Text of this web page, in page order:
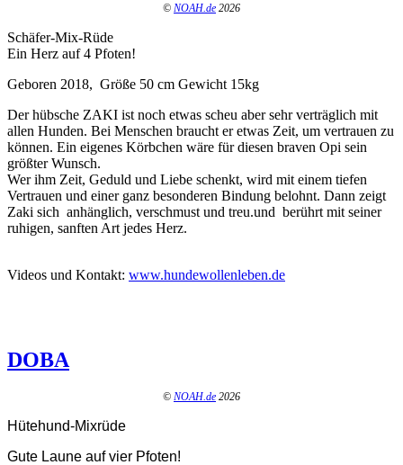
© NOAH.de 2026
Schäfer-Mix-Rüde
Ein Herz auf 4 Pfoten!
Geboren 2018, Größe 50 cm Gewicht 15kg
Der hübsche ZAKI ist noch etwas scheu aber sehr verträglich mit
allen Hunden. Bei Menschen braucht er etwas Zeit, um vertrauen zu
können. Ein eigenes Körbchen wäre für diesen braven Opi sein
größter Wunsch.
Wer ihm Zeit, Geduld und Liebe schenkt, wird mit einem tiefen
Vertrauen und einer ganz besonderen Bindung belohnt. Dann zeigt
Zaki sich anhänglich, verschmust und treu.und berührt mit seiner
ruhigen, sanften Art jedes Herz.
Videos und Kontakt: www.hundewollenleben.de
DOBA
© NOAH.de 2026
Hütehund-Mixrüde
Gute Laune auf vier Pfoten!